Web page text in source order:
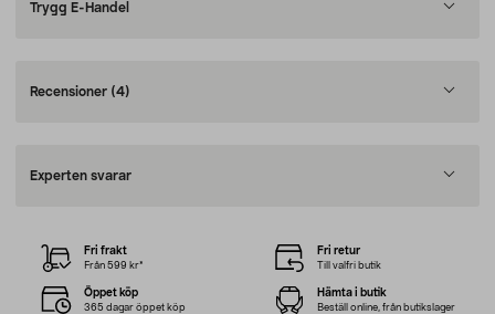
Trygg E-Handel
Recensioner (4)
Experten svarar
Fri frakt
Från 599 kr*
Fri retur
Till valfri butik
Öppet köp
365 dagar öppet köp
Hämta i butik
Beställ online, från butikslager